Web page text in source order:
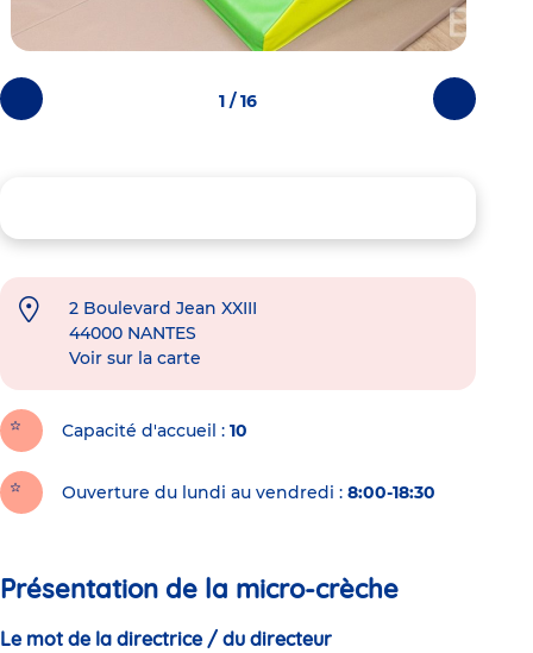
Photos
précédentes
Photos
suivantes
1 / 16
2 Boulevard Jean XXIII
44000 NANTES
Voir sur la carte
Capacité d'accueil 10
Ouverture du lundi au vendredi : 8:00-18:30
Présentation de la micro-crèche
Le mot de la directrice / du directeur